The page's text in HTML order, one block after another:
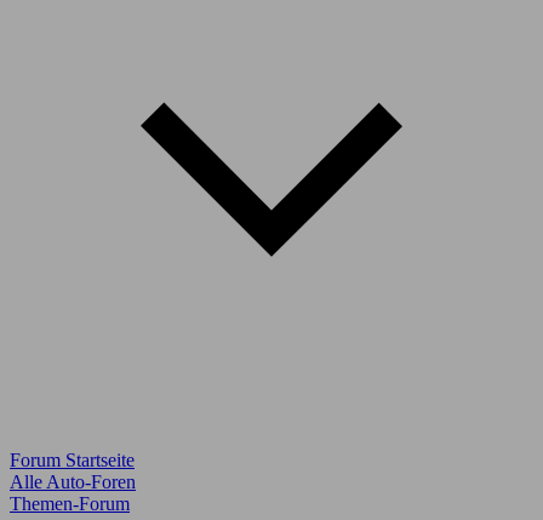
Forum Startseite
Alle Auto-Foren
Themen-Forum